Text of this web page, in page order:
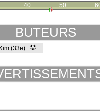
40 50
BUTEURS
(33e)